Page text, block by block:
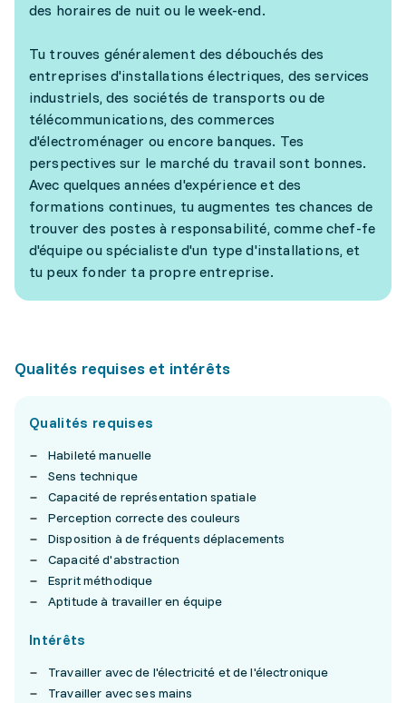
des horaires de nuit ou le week-end.
Tu trouves généralement des débouchés des
entreprises d'installations électriques, des services
industriels, des sociétés de transports ou de
télécommunications, des commerces
d'électroménager ou encore banques. Tes
perspectives sur le marché du travail sont bonnes.
Avec quelques années d'expérience et des
formations continues, tu augmentes tes chances de
trouver des postes à responsabilité, comme chef-fe
d'équipe ou spécialiste d'un type d'installations, et
tu peux fonder ta propre entreprise.
Qualités requises et intérêts
Qualités requises
Habileté manuelle
Sens technique
Capacité de représentation spatiale
Perception correcte des couleurs
Disposition à de fréquents déplacements
Capacité d'abstraction
Esprit méthodique
Aptitude à travailler en équipe
Intérêts
Travailler avec de l'électricité et de l'électronique
Travailler avec ses mains